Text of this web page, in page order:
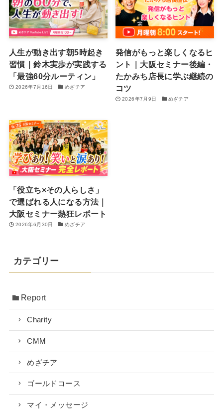
人生が動き出す朝5時起き
習慣｜鈴木実歩が実践する
「最強60分ルーティン」
2026年7月16日 めざチア
発信がもっと楽しくなるヒ
ント｜大阪セミナー後編・
たかみち店長に学ぶ継続の
コツ
2026年7月9日 めざチア
「役立ち×その人らしさ」
で選ばれる人になる方法｜
大阪セミナー熱狂レポート
2026年6月30日 めざチア
カテゴリー
Report
Charity
CMM
めざチア
ゴールドコース
マイ・メッセージ